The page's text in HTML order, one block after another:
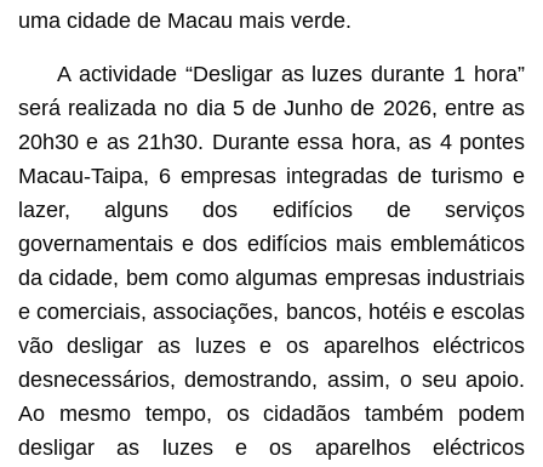
uma cidade de Macau mais verde.
A actividade “Desligar as luzes durante 1 hora”
será realizada no dia 5 de Junho de 2026, entre as
20h30 e as 21h30. Durante essa hora, as 4 pontes
Macau-Taipa, 6 empresas integradas de turismo e
lazer, alguns dos edifícios de serviços
governamentais e dos edifícios mais emblemáticos
da cidade, bem como algumas empresas industriais
e comerciais, associações, bancos, hotéis e escolas
vão desligar as luzes e os aparelhos eléctricos
desnecessários, demostrando, assim, o seu apoio.
Ao mesmo tempo, os cidadãos também podem
desligar as luzes e os aparelhos eléctricos